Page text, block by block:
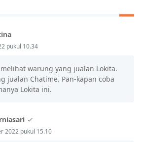
pukul 10.34
warung yang jualan Lokita.
jualan Chatime. Pan-kapan coba
Lokita ini.
2022 pukul 15.10